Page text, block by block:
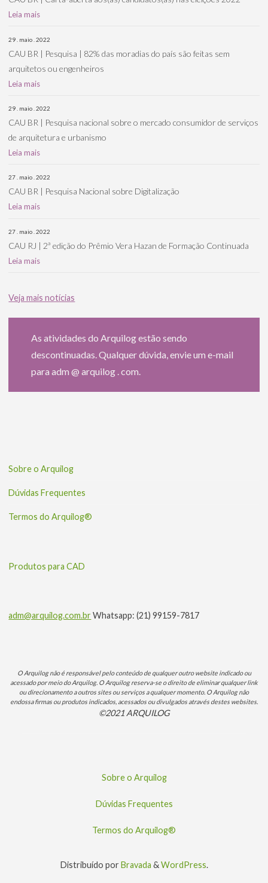
Leia mais
29 . maio . 2022
CAU BR | Pesquisa | 82% das moradias do país são feitas sem
arquitetos ou engenheiros
Leia mais
29 . maio . 2022
CAU BR | Pesquisa nacional sobre o mercado consumidor de serviços
de arquitetura e urbanismo
Leia mais
27 . maio . 2022
CAU BR | Pesquisa Nacional sobre Digitalização
Leia mais
27 . maio . 2022
CAU RJ | 2ª edição do Prêmio Vera Hazan de Formação Continuada
Leia mais
Veja mais notícias
As atividades do Arquilog estão sendo
descontinuadas. Qualquer dúvida, envie um e-mail
para adm @ arquilog . com.
Sobre o Arquilog
Dúvidas Frequentes
Termos do Arquilog®
Produtos para CAD
adm@arquilog.com.brWhatsapp: (21) 99159-7817
O Arquilog não é responsável pelo conteúdo de qualquer outro website indicado ou
acessado por meio do Arquilog. O Arquilog reserva-se o direito de eliminar qualquer link
ou direcionamento a outros sites ou serviços a qualquer momento. O Arquilog não
endossa firmas ou produtos indicados, acessados ou divulgados através destes websites.
©2021 ARQUILOG
Sobre o Arquilog
Dúvidas Frequentes
Termos do Arquilog®
Distribuído por Bravada &WordPress.